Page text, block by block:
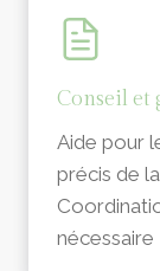
Conseil et
Aide pour
précis de
nécessaire